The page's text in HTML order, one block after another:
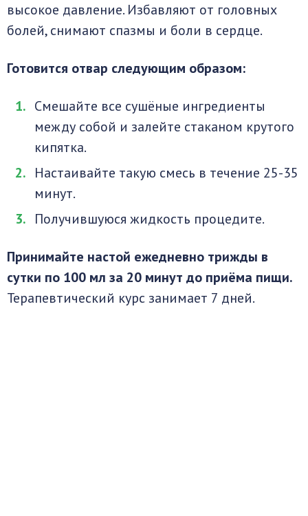
высокое давление. Избавляют от головных
болей, снимают спазмы и боли в сердце.
Готовится отвар следующим образом:
Смешайте все сушёные ингредиенты
между собой и залейте стаканом крутого
кипятка.
Настаивайте такую смесь в течение 25-35
минут.
Получившуюся жидкость процедите.
Принимайте настой ежедневно трижды в
сутки по 100 мл за 20 минут до приёма пищи.
Терапевтический курс занимает 7 дней.